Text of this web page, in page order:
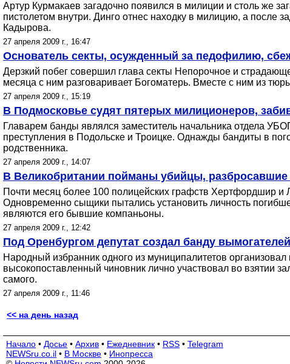
Артур Курмакаев загадочно появился в милиции и столь же
пистолетом внутри. Динго отнес находку в милицию, а после
Кадырова.
27 апреля 2009 г., 16:47
Основатель секты, осужденный за педофилию,
Дерзкий побег совершил глава секты Непорочное и
месяца с ним разговаривает Богоматерь. Вместе с ним из
27 апреля 2009 г., 15:19
В Подмосковье судят пятерых милиционеров,
Главарем банды являлся заместитель начальника отдела
преступления в Подольске и Троицке. Однажды бандиты в
родственника.
27 апреля 2009 г., 14:07
В Великобритании пойманы убийцы,
Почти месяц более 100 полицейских графств Хертфордшир и
Одновременно сыщики пытались установить личность
являются его бывшие компаньоны.
27 апреля 2009 г., 12:42
Под Оренбургом депутат создал банду
Народный избранник одного из муниципалитетов
высокопоставленный чиновник лично участвовал во взятии
самого.
27 апреля 2009 г., 11:46
<< на день назад
Начало • Досье • Архив • Ежедневник • RSS • Telegram
NEWSru.co.il • В Москве • Инопресса